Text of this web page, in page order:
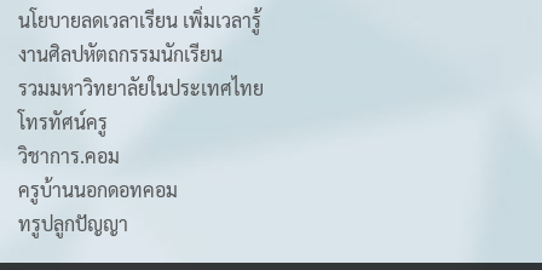
นโยบายลดเวลาเรียน เพิ่มเวลารู้
งานศิลปหัตถกรรมนักเรียน
รวมมหาวิทยาลัยในประเทศไทย
โทรทัศน์ครู
วิชาการ.คอม
ครูบ้านนอกดอทคอม
ทรูปลูกปัญญา